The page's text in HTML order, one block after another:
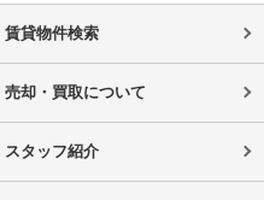
賃貸物件検索
売却・買取について
スタッフ紹介